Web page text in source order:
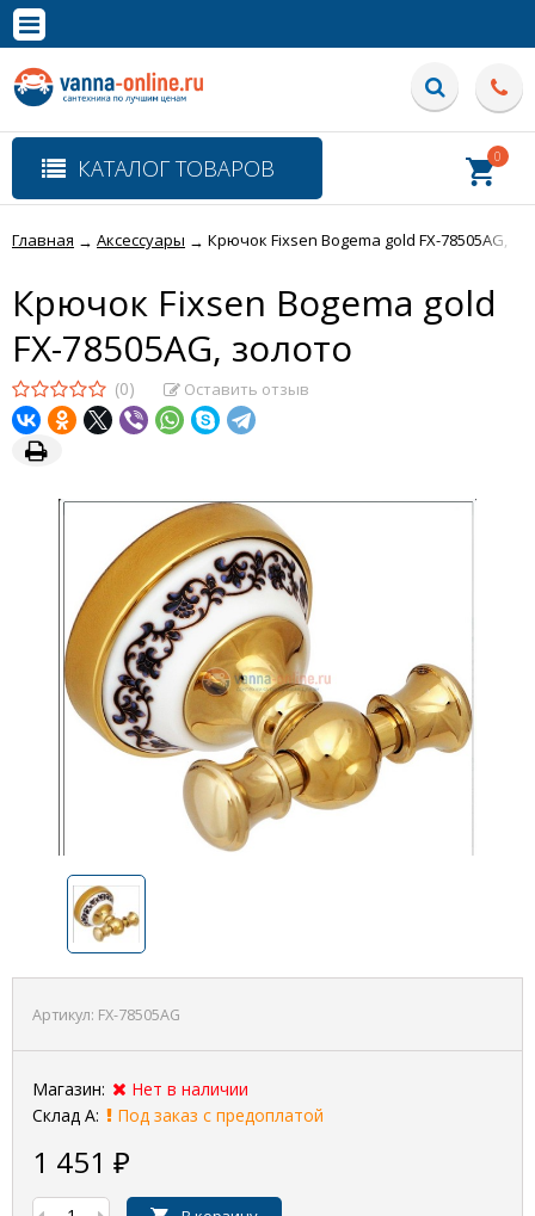
Полная версия сайта
КАТАЛОГ ТОВАРОВ 0
Главная → Аксессуары → Крючок Fixsen Bogema gold FX-78505AG,
Крючок Fixsen Bogema gold
FX-78505AG, золото
(0) Оставить отзыв
Артикул: FX-78505AG
Магазин:
Нет в наличии
Склад А:
Под заказ с предоплатой
1 451 ₽